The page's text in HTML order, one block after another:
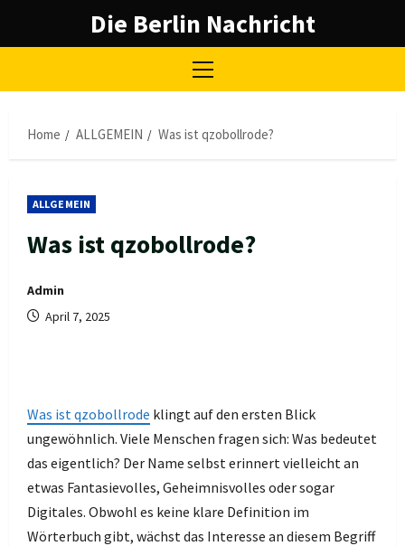
Die Berlin Nachricht
Primary
Home
ALLGEMEIN Was ist qzobollrode?
ALLGEMEIN
Was ist qzobollrode?
Admin
April 7, 2025
Was ist qzobollrode klingt auf den ersten Blick
ungewöhnlich. Viele Menschen fragen sich: Was bedeutet
das eigentlich? Der Name selbst erinnert vielleicht an
etwas Fantasievolles, Geheimnisvolles oder sogar
Digitales. Obwohl es keine klare Definition im
Wörterbuch gibt, wächst das Interesse an diesem Begriff